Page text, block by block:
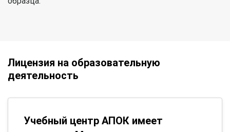
Лицензия на образовательную
деятельность
Учебный центр АПОК имеет